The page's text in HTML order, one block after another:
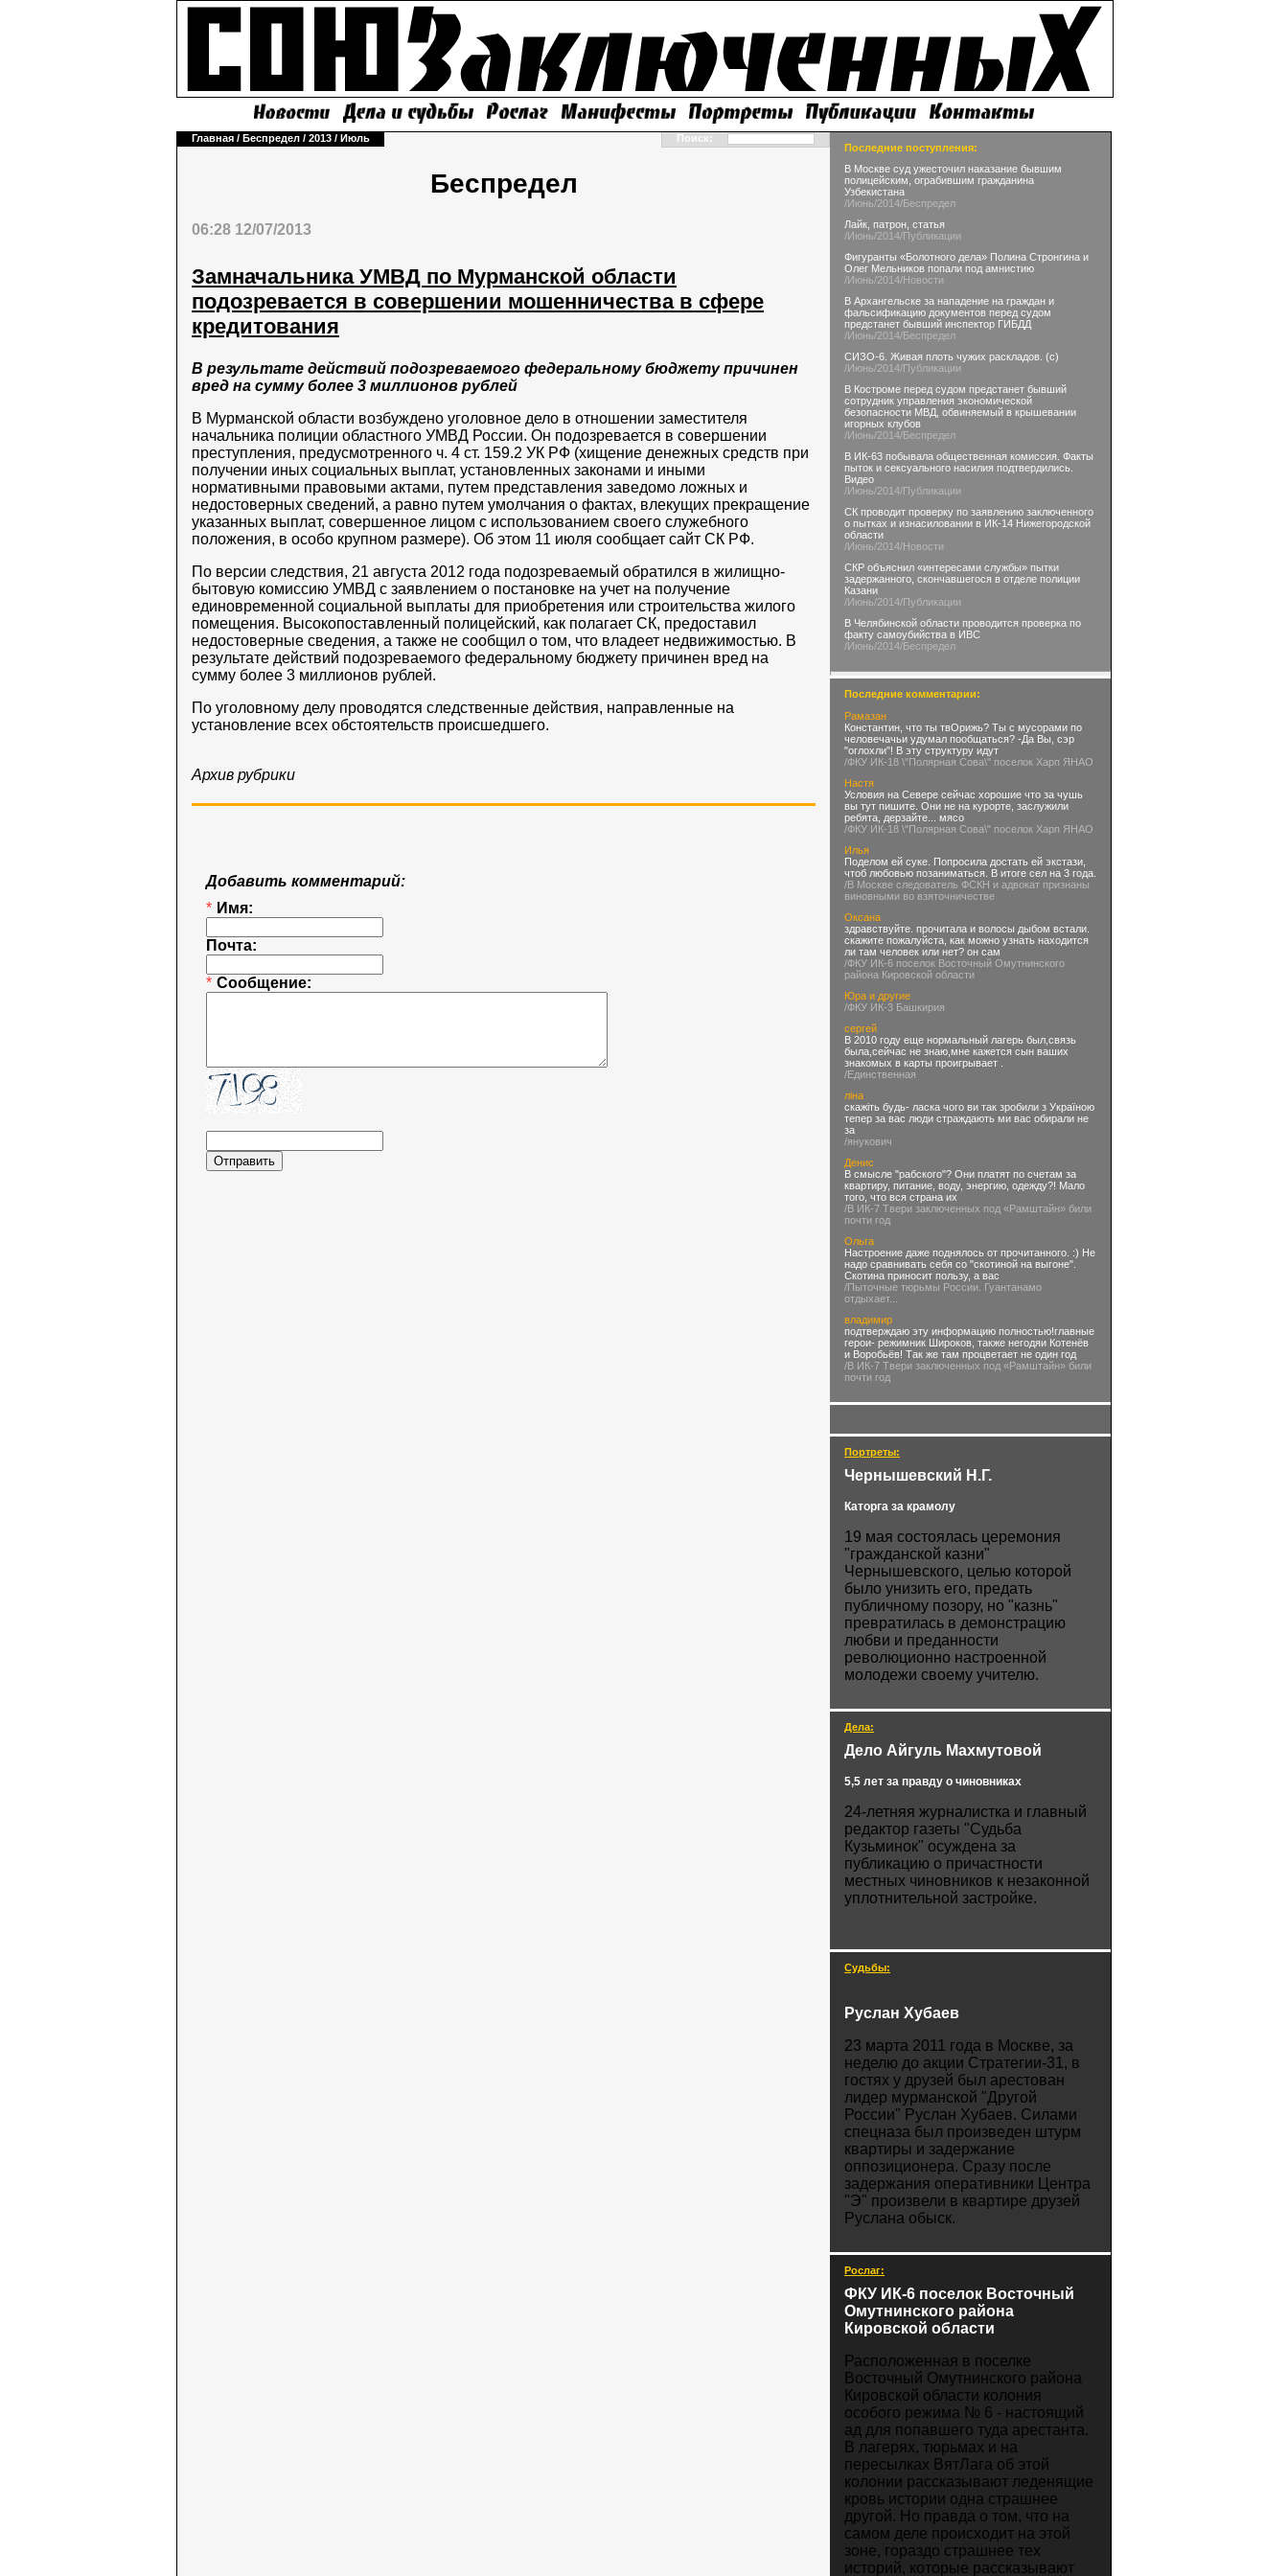
Главная / Беспредел / 2013 / Июль Поиск:
Беспредел
06:28 12/07/2013
Замначальника УМВД по Мурманской области
подозревается в совершении мошенничества в сфере
кредитования
В результате действий подозреваемого федеральному бюджету причинен
вред на сумму более 3 миллионов рублей
В Мурманской области возбуждено уголовное дело в отношении заместителя
начальника полиции областного УМВД России. Он подозревается в совершении
преступления, предусмотренного ч. 4 ст. 159.2 УК РФ (хищение денежных средств при
получении иных социальных выплат, установленных законами и иными
нормативными правовыми актами, путем представления заведомо ложных и
недостоверных сведений, а равно путем умолчания о фактах, влекущих прекращение
указанных выплат, совершенное лицом с использованием своего служебного
положения, в особо крупном размере). Об этом 11 июля сообщает сайт СК РФ.
По версии следствия, 21 августа 2012 года подозреваемый обратился в жилищно-
бытовую комиссию УМВД с заявлением о постановке на учет на получение
единовременной социальной выплаты для приобретения или строительства жилого
помещения. Высокопоставленный полицейский, как полагает СК, предоставил
недостоверные сведения, а также не сообщил о том, что владеет недвижимостью. В
результате действий подозреваемого федеральному бюджету причинен вред на
сумму более 3 миллионов рублей.
По уголовному делу проводятся следственные действия, направленные на
установление всех обстоятельств происшедшего.
Архив рубрики
Добавить комментарий:
* Имя:
Почта:
* Сообщение:
Последние поступления:
В Москве суд ужесточил наказание бывшим
полицейским, ограбившим гражданина
Узбекистана
/Июнь/2014/Беспредел
Лайк, патрон, статья
/Июнь/2014/Публикации
Фигуранты «Болотного дела» Полина Стронгина и
Олег Мельников попали под амнистию
/Июнь/2014/Новости
В Архангельске за нападение на граждан и
фальсификацию документов перед судом
предстанет бывший инспектор ГИБДД
/Июнь/2014/Беспредел
СИЗО-6. Живая плоть чужих раскладов. (с)
/Июнь/2014/Публикации
В Костроме перед судом предстанет бывший
сотрудник управления экономической
безопасности МВД, обвиняемый в крышевании
игорных клубов
/Июнь/2014/Беспредел
В ИК-63 побывала общественная комиссия. Факты
пыток и сексуального насилия подтвердились.
Видео
/Июнь/2014/Публикации
СК проводит проверку по заявлению заключенного
о пытках и изнасиловании в ИК-14 Нижегородской
области
/Июнь/2014/Новости
СКР объяснил «интересами службы» пытки
задержанного, скончавшегося в отделе полиции
Казани
/Июнь/2014/Публикации
В Челябинской области проводится проверка по
факту самоубийства в ИВС
/Июнь/2014/Беспредел
Последние комментарии:
Рамазан
Константин, что ты твОрижь? Ты с мусорами по
человечачьи удумал пообщаться? -Да Вы, сэр
"оглохли"! В эту структуру идут
/ФКУ ИК-18 \"Полярная Сова\" поселок Харп ЯНАО
Настя
Условия на Севере сейчас хорошие что за чушь
вы тут пишите. Они не на курорте, заслужили
ребята, дерзайте... мясо
/ФКУ ИК-18 \"Полярная Сова\" поселок Харп ЯНАО
Илья
Поделом ей суке. Попросила достать ей экстази,
чтоб любовью позаниматься. В итоге сел на 3 года.
/В Москве следователь ФСКН и адвокат признаны
виновными во взяточничестве
Оксана
здравствуйте. прочитала и волосы дыбом встали.
скажите пожалуйста, как можно узнать находится
ли там человек или нет? он сам
/ФКУ ИК-6 поселок Восточный Омутнинского
района Кировской области
Юра и другие
/ФКУ ИК-3 Башкирия
сергей
В 2010 году еще нормальный лагерь был,связь
была,сейчас не знаю,мне кажется сын ваших
знакомых в карты проигрывает .
/Единственная
ліна
скажіть будь- ласка чого ви так зробили з Україною
тепер за вас люди страждають ми вас обирали не
за
/янукович
Денис
В смысле "рабского"? Они платят по счетам за
квартиру, питание, воду, энергию, одежду?! Мало
того, что вся страна их
/В ИК-7 Твери заключенных под «Рамштайн» били
почти год
Ольга
Настроение даже поднялось от прочитанного. :) Не
надо сравнивать себя со "скотиной на выгоне".
Скотина приносит пользу, а вас
/Пыточные тюрьмы России. Гуантанамо
отдыхает...
владимир
подтверждаю эту информацию полностью!главные
герои- режимник Широков, также негодяи Котенёв
и Воробьёв! Так же там процветает не один год
/В ИК-7 Твери заключенных под «Рамштайн» били
почти год
Портреты:
Чернышевский Н.Г.
Каторга за крамолу
19 мая состоялась церемония
"гражданской казни"
Чернышевского, целью которой
было унизить его, предать
публичному позору, но "казнь"
превратилась в демонстрацию
любви и преданности
революционно настроенной
молодежи своему учителю.
Дела:
Дело Айгуль Махмутовой
5,5 лет за правду о чиновниках
24-летняя журналистка и главный
редактор газеты "Судьба
Кузьминок" осуждена за
публикацию о причастности
местных чиновников к незаконной
уплотнительной застройке.
Судьбы:
Руслан Хубаев
23 марта 2011 года в Москве, за
неделю до акции Стратегии-31, в
гостях у друзей был арестован
лидер мурманской "Другой
России" Руслан Хубаев. Силами
спецназа был произведен штурм
квартиры и задержание
оппозиционера. Сразу после
задержания оперативники Центра
"Э" произвели в квартире друзей
Руслана обыск.
Рослаг:
ФКУ ИК-6 поселок Восточный
Омутнинского района
Кировской области
Расположенная в поселке
Восточный Омутнинского района
Кировской области колония
особого режима № 6 - настоящий
ад для попавшего туда арестанта.
В лагерях, тюрьмах и на
пересылках ВятЛага об этой
колонии рассказывают леденящие
кровь истории одна страшнее
другой. Но правда о том, что на
самом деле происходит на этой
зоне, гораздо страшнее тех
историй, которые рассказывают